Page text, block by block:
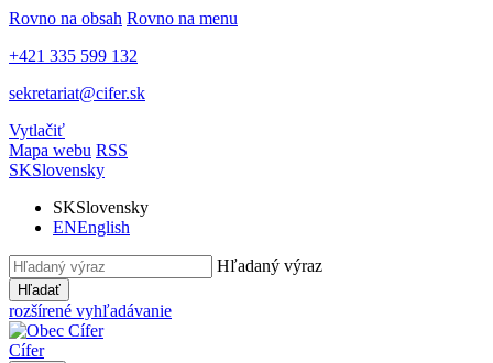
Rovno na obsah Rovno na menu
+421 335 599 132
sekretariat@cifer.sk
Vytlačiť
Mapa webu RSS
SKSlovensky
SKSlovensky
ENEnglish
Hľadaný výraz
Hľadať
rozšírené vyhľadávanie
Cífer